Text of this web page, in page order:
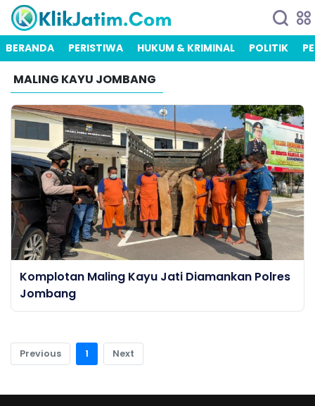
BERANDA PERISTIWA HUKUM & KRIMINAL POLITIK
MALING KAYU JOMBANG
Komplotan Maling Kayu Jati Diamankan Polres
Jombang
Previous 1 Next